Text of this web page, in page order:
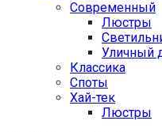
Cовременный
Люстры
Уличный
Классика
Споты
Хай-тек
Люстры